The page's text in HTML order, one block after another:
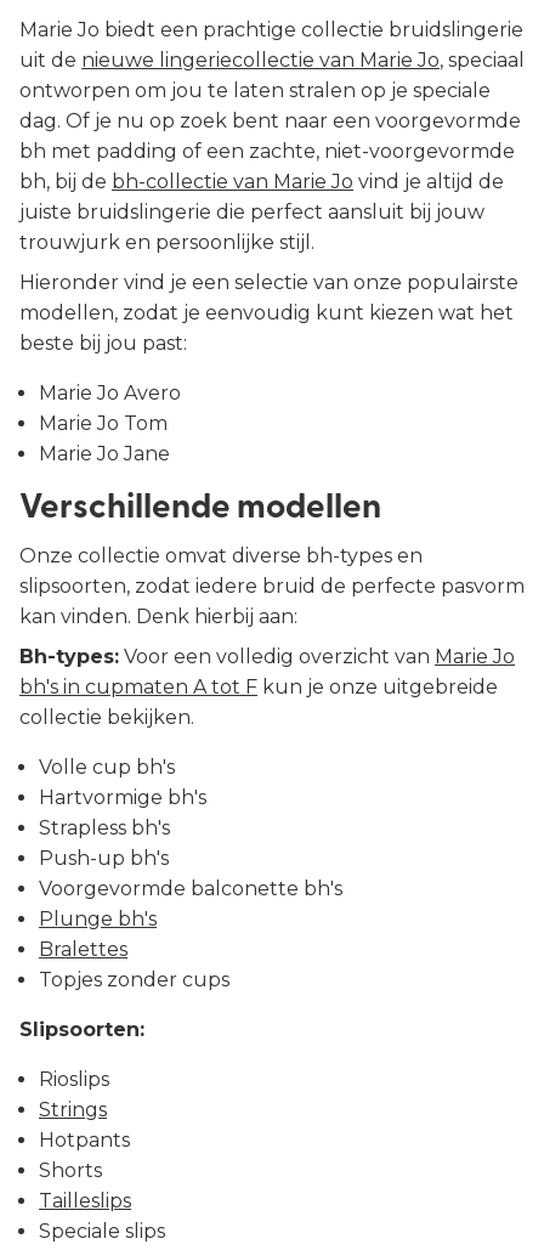
Marie Jo biedt een prachtige collectie bruidslingerie
uit de nieuwe lingeriecollectie van Marie Jo, speciaal
ontworpen om jou te laten stralen op je speciale
dag. Of je nu op zoek bent naar een voorgevormde
bh met padding of een zachte, niet-voorgevormde
bh, bij de bh-collectie van Marie Jo vind je altijd de
juiste bruidslingerie die perfect aansluit bij jouw
trouwjurk en persoonlijke stijl.
Hieronder vind je een selectie van onze populairste
modellen, zodat je eenvoudig kunt kiezen wat het
beste bij jou past:
Marie Jo Avero
Marie Jo Tom
Marie Jo Jane
Verschillende modellen
Onze collectie omvat diverse bh-types en
slipsoorten, zodat iedere bruid de perfecte pasvorm
kan vinden. Denk hierbij aan:
Bh-types: Voor een volledig overzicht van Marie Jo
bh's in cupmaten A tot F kun je onze uitgebreide
collectie bekijken.
Volle cup bh's
Hartvormige bh's
Strapless bh's
Push-up bh's
Voorgevormde balconette bh's
Plunge bh's
Bralettes
Topjes zonder cups
Slipsoorten:
Rioslips
Strings
Hotpants
Shorts
Tailleslips
Speciale slips